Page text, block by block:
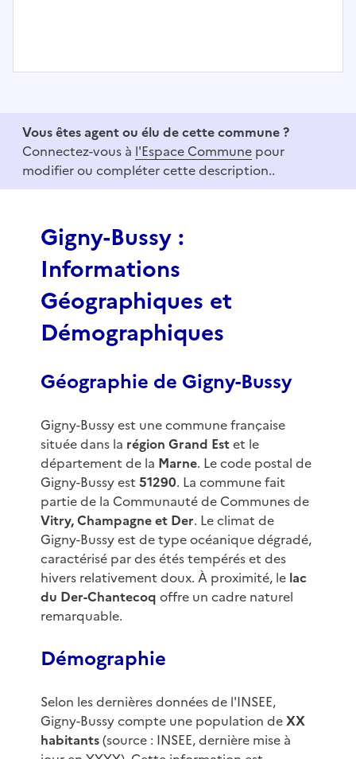
f
Vous êtes agent ou élu de cette commune ?
Connectez-vous à l'Espace Commune pour
modifier ou compléter cette description..
Gigny-Bussy :
Informations
Géographiques et
Démographiques
Géographie de Gigny-Bussy
Gigny-Bussy est une commune française
située dans la région Grand Estet le
département de la Marne. Le code postal de
Gigny-Bussy est 51290. La commune fait
partie de la Communauté de Communes de
Vitry, Champagne et Der. Le climat de
Gigny-Bussy est de type océanique dégradé,
caractérisé par des étés tempérés et des
hivers relativement doux. À proximité, le lac
du Der-Chantecoq offre un cadre naturel
remarquable.
Démographie
Selon les dernières données de l'INSEE,
Gigny-Bussy compte une population deXX
habitants(source : INSEE, dernière mise à